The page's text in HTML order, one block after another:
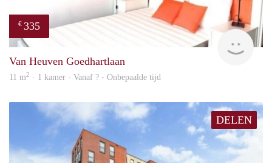
€ 335
Van Heuven Goedhartlaan
11 m2 · 1 kamer · Vanaf ? - Onbepaalde tijd
DELEN